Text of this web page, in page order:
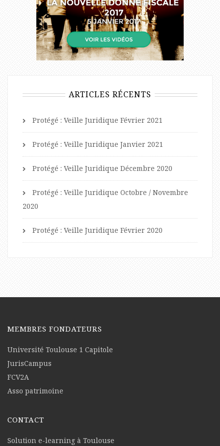
ARTICLES RÉCENTS
Protégé : Veille Juridique Février 2021
Protégé : Veille Juridique Janvier 2021
Protégé : Veille Juridique Décembre 2020
Protégé : Veille Juridique Octobre / Novembre
2020
Protégé : Veille Juridique Février 2020
MEMBRES FONDATEURS
Université Toulouse 1 Capitole
JurisCampus
FCV2A
Asso patrimoine
CONTACT
Solution e-learning à Toulouse